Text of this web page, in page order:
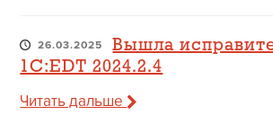
26.03.2025
Вышла
1C:EDT 2024.2.4
Читать дальше